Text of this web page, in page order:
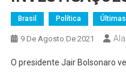
Brasil Política
9 De Agosto De 2021
O presidente Jair Bolsonaro